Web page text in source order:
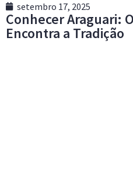
setembro 17, 2025
Conhecer Araguari:
Encontra a Tradição